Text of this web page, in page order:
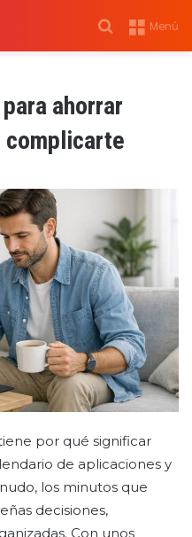
Menú
Buscar
por
ahorrar
complicarte
por qué significar
de aplicaciones y
los minutos que
decisiones,
Con unos